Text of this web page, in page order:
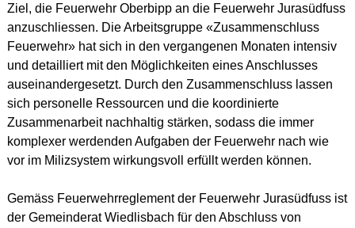
Ziel, die Feuerwehr Oberbipp an die Feuerwehr Jurasüdfuss
anzuschliessen. Die Arbeitsgruppe «Zusammenschluss
Feuerwehr» hat sich in den vergangenen Monaten intensiv
und detailliert mit den Möglichkeiten eines Anschlusses
auseinandergesetzt. Durch den Zusammenschluss lassen
sich personelle Ressourcen und die koordinierte
Zusammenarbeit nachhaltig stärken, sodass die immer
komplexer werdenden Aufgaben der Feuerwehr nach wie
vor im Milizsystem wirkungsvoll erfüllt werden können.
Gemäss Feuerwehrreglement der Feuerwehr Jurasüdfuss ist
der Gemeinderat Wiedlisbach für den Abschluss von